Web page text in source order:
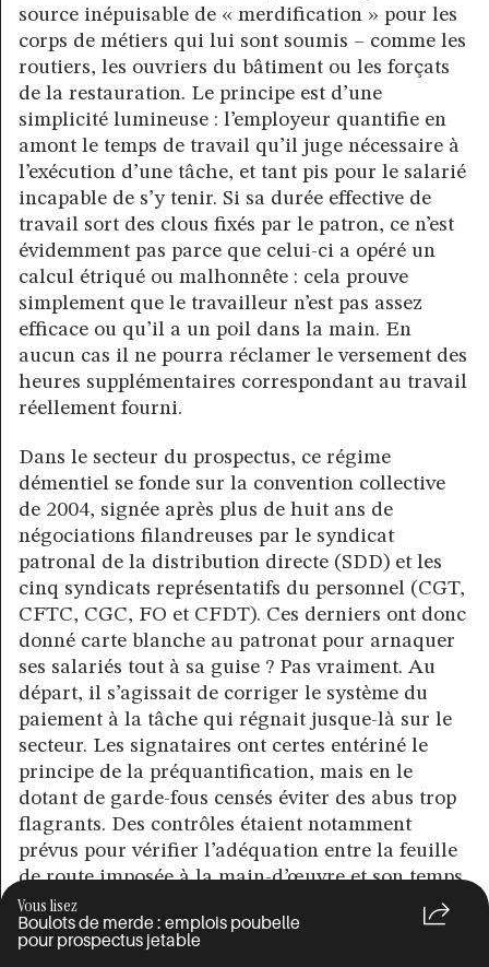
Vous lisez
Boulots de merde : emplois poubelle
pour prospectus jetable
source inépuisable de « merdification » pour les
corps de métiers qui lui sont soumis – comme les
routiers, les ouvriers du bâtiment ou les forçats
de la restauration. Le principe est d’une
simplicité lumineuse : l’employeur quantifie en
amont le temps de travail qu’il juge nécessaire à
l’exécution d’une tâche, et tant pis pour le salarié
incapable de s’y tenir. Si sa durée effective de
travail sort des clous fixés par le patron, ce n’est
évidemment pas parce que celui-ci a opéré un
calcul étriqué ou malhonnête : cela prouve
simplement que le travailleur n’est pas assez
efficace ou qu’il a un poil dans la main. En
aucun cas il ne pourra réclamer le versement des
heures supplémentaires correspondant au travail
réellement fourni.
Dans le secteur du prospectus, ce régime
démentiel se fonde sur la convention collective
de 2004, signée après plus de huit ans de
négociations filandreuses par le syndicat
patronal de la distribution directe (SDD) et les
cinq syndicats représentatifs du personnel (CGT,
CFTC, CGC, FO et CFDT). Ces derniers ont donc
donné carte blanche au patronat pour arnaquer
ses salariés tout à sa guise ? Pas vraiment. Au
départ, il s’agissait de corriger le système du
paiement à la tâche qui régnait jusque-là sur le
secteur. Les signataires ont certes entériné le
principe de la préquantification, mais en le
dotant de garde-fous censés éviter des abus trop
flagrants. Des contrôles étaient notamment
prévus pour vérifier l’adéquation entre la feuille
de route imposée à la main-d’œuvre et son temps
de travail effectif. En cas de distorsion notable et
répétée, il revenait à l’inspection du travail et aux
élus du personnel d’alerter l’employeur afin qu’il